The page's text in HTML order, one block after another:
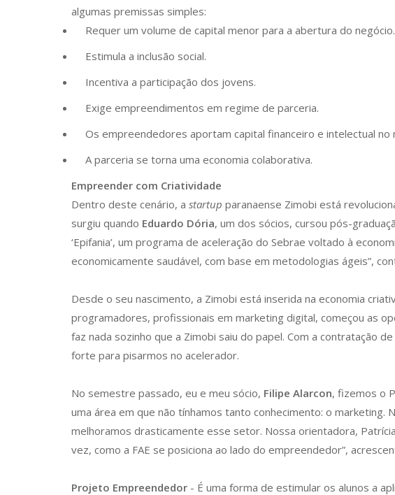
algumas premissas simples:
Requer um volume de capital menor para a abertura do negócio.
Estimula a inclusão social.
Incentiva a participação dos jovens.
Exige empreendimentos em regime de parceria.
Os empreendedores aportam capital financeiro e intelectual no
A parceria se torna uma economia colaborativa.
Empreender com Criatividade
Dentro deste cenário, a startup paranaense Zimobi está
surgiu quando Eduardo Dória, um dos sócios, cursou pós-
‘Epifania’, um programa de aceleração do Sebrae voltado à
economicamente saudável, com base em metodologias ágeis”,
Desde o seu nascimento, a Zimobi está inserida na economia
programadores, profissionais em marketing digital, começou as
faz nada sozinho que a Zimobi saiu do papel. Com a contratação
forte para pisarmos no acelerador.
No semestre passado, eu e meu sócio, Filipe Alarcon, fizemos o
uma área em que não tínhamos tanto conhecimento: o marketing.
melhoramos drasticamente esse setor. Nossa orientadora,
vez, como a FAE se posiciona ao lado do empreendedor”,
Projeto Empreendedor - É uma forma de estimular os alunos a